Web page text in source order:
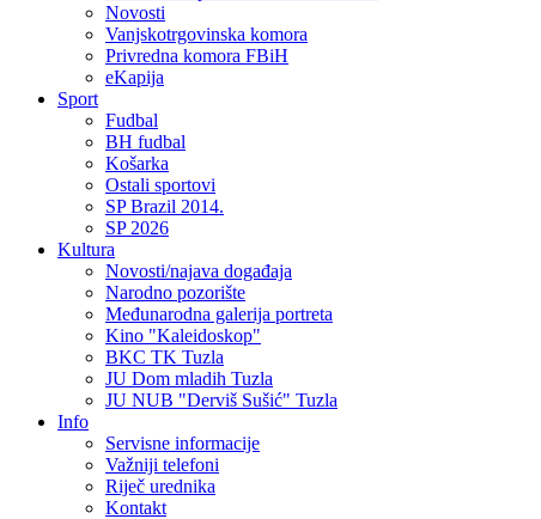
Novosti
Vanjskotrgovinska komora
Privredna komora FBiH
eKapija
Sport
Fudbal
BH fudbal
Košarka
Ostali sportovi
SP Brazil 2014.
SP 2026
Kultura
Novosti/najava događaja
Narodno pozorište
Međunarodna galerija portreta
Kino "Kaleidoskop"
BKC TK Tuzla
JU Dom mladih Tuzla
JU NUB "Derviš Sušić" Tuzla
Info
Servisne informacije
Važniji telefoni
Riječ urednika
Kontakt